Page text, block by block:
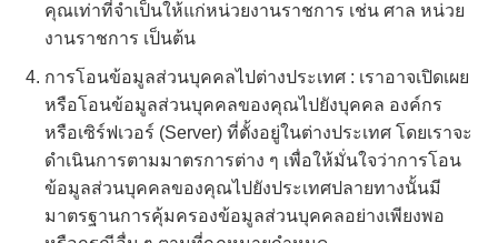
คุณเท่าที่จำเป็นให้แก่หน่วยงานราชการ เช่น ศาล หน่วย
งานราชการ เป็นต้น
การโอนข้อมูลส่วนบุคคลไปต่างประเทศ : เราอาจเปิดเผย
หรือโอนข้อมูลส่วนบุคคลของคุณไปยังบุคคล องค์กร
หรือเซิร์ฟเวอร์ (Server) ที่ตั้งอยู่ในต่างประเทศ โดยเราจะ
ดำเนินการตามมาตรการต่าง ๆ เพื่อให้มั่นใจว่าการโอน
ข้อมูลส่วนบุคคลของคุณไปยังประเทศปลายทางนั้นมี
มาตรฐานการคุ้มครองข้อมูลส่วนบุคคลอย่างเพียงพอ